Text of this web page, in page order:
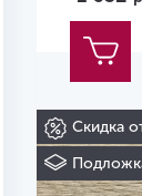
Скидка